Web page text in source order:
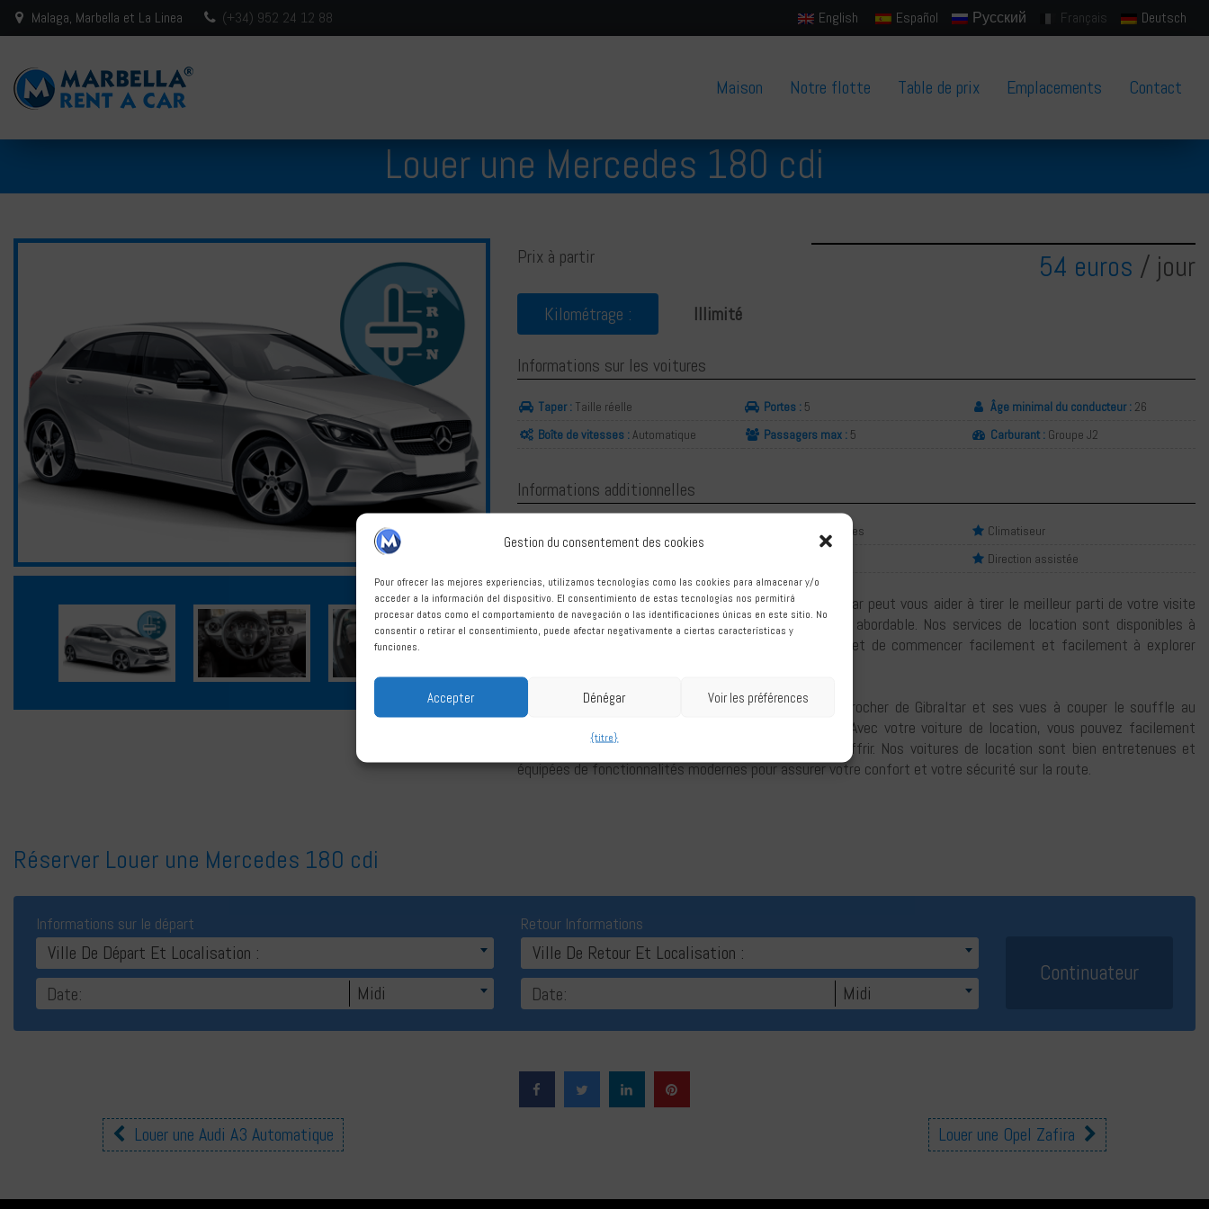
Gestion du consentement des cookies
Pour ofrecer las mejores experiencias, utilizamos tecnologías como las cookies para almacenar y/o
acceder a la información del dispositivo. El consentimiento de estas tecnologías nos permitirá
procesar datos como el comportamiento de navegación o las identificaciones únicas en este sitio. No
consentir o retirar el consentimiento, puede afectar negativamente a ciertas características y
funciones.
Accepter Dénégar Voir les préférences
{titre}
Malaga, Marbella et La Linea (+34) 952 24 12 88 English Español Русский Français Deutsch
Maison Notre flotte Table de prix Emplacements Contact
Louer une Mercedes 180 cdi
Prix à partir 54 euros / jour
Kilométrage : Illimité
Informations sur les voitures
Taper : Taille réelle Portes : 5 Âge minimal du conducteur :26
Boîte de vitesses :Automatique Passagers max : 5 Carburant :Groupe J2
Informations additionnelles
Coussins gonflables
Climatiseur
Direction assistée
Si vous prévoyez un voyage à Gibraltar, MarbellaRentaCar peut vous aider à tirer le meilleur parti de votre visite
en vous fournissant une voiture de location fiable et abordable. Nos services de location sont disponibles à
l'aéroport international de Gibraltar, ce qui vous permet de commencer facilement et facilement à explorer
Gibraltar offre une gamme d'attractions, du célèbre rocher de Gibraltar et ses vues à couper le souffle au
centre-ville historique et sa charmante architecture. Avec votre voiture de location, vous pouvez facilement
vous déplacer et explorer tout ce que Gibraltar a à offrir. Nos voitures de location sont bien entretenues et
équipées de fonctionnalités modernes pour assurer votre confort et votre sécurité sur la route.
Réserver Louer une Mercedes 180 cdi
Informations sur le départ
Ville De Départ Et Localisation :
Midi
Retour Informations
Ville De Retour Et Localisation :
Midi
Louer une Audi A3 Automatique Louer une Opel Zafira